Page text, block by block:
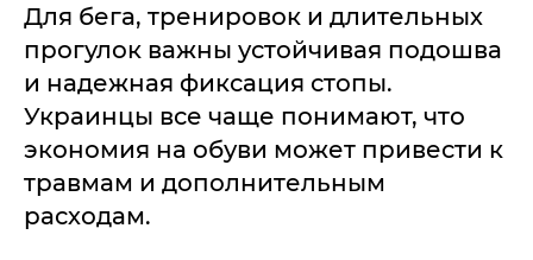
Для бега, тренировок и длительных
прогулок важны устойчивая подошва
и надежная фиксация стопы.
Украинцы все чаще понимают, что
экономия на обуви может привести к
травмам и дополнительным
расходам.